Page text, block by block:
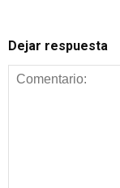
Dejar respuesta